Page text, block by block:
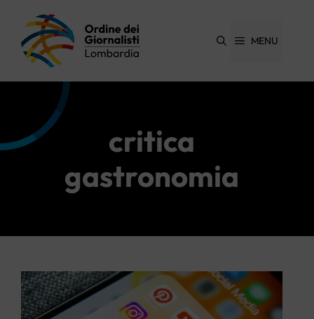
contenuto
MENU
critica
gastronomia